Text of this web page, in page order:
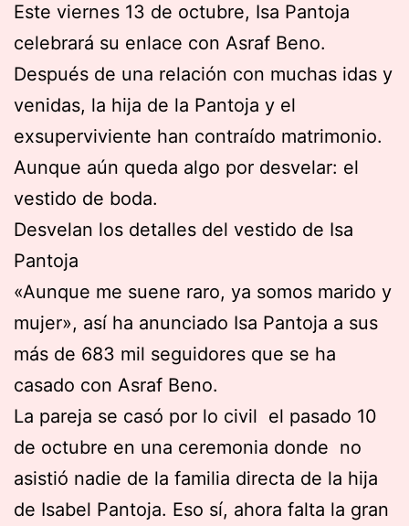
Este viernes 13 de octubre, Isa Pantoja
celebrará su enlace con Asraf Beno.
Después de una relación con muchas idas y
venidas, la hija de la Pantoja y el
exsuperviviente han contraído matrimonio.
Aunque aún queda algo por desvelar: el
vestido de boda.
Desvelan los detalles del vestido de Isa
Pantoja
«Aunque me suene raro, ya somos marido y
mujer», así ha anunciado Isa Pantoja a sus
más de 683 mil seguidores que se ha
casado con Asraf Beno.
La pareja se casó por lo civil el pasado 10
de octubre en una ceremonia donde no
asistió nadie de la familia directa de la hija
de Isabel Pantoja. Eso sí, ahora falta la gran